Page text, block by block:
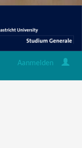
Aanmelden